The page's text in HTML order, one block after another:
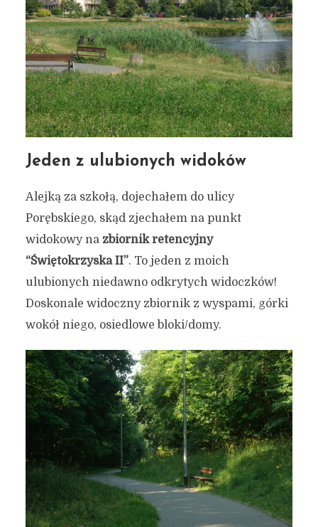
Jeden z ulubionych widoków
Alejką za szkołą, dojechałem do ulicy
Porębskiego, skąd zjechałem na punkt
widokowy na zbiornik retencyjny
“Świętokrzyska II”. To jeden z moich
ulubionych niedawno odkrytych widoczków!
Doskonale widoczny zbiornik z wyspami, górki
wokół niego, osiedlowe bloki/domy.